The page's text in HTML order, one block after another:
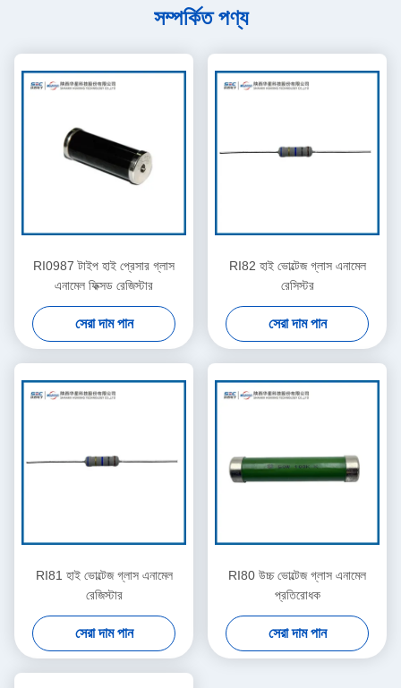
সম্পর্কিত পণ্য
RI0987 টাইপ হাই প্রেসার গ্লাস
এনামেল ফিক্সড রেজিস্টার
সেরা দাম পান
RI82 হাই ভোল্টেজ গ্লাস এনামেল
রেসিস্টর
সেরা দাম পান
RI81 হাই ভোল্টেজ গ্লাস এনামেল
রেজিস্টার
সেরা দাম পান
RI80 উচ্চ ভোল্টেজ গ্লাস এনামেল
প্রতিরোধক
সেরা দাম পান